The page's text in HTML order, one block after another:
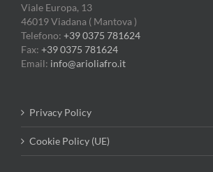
Viale Europa, 13
46019 Viadana ( Mantova )
Telefono: +39 0375 781624
Fax: +39 0375 781624
Email: info@arioliafro.it
Privacy Policy
Cookie Policy (UE)